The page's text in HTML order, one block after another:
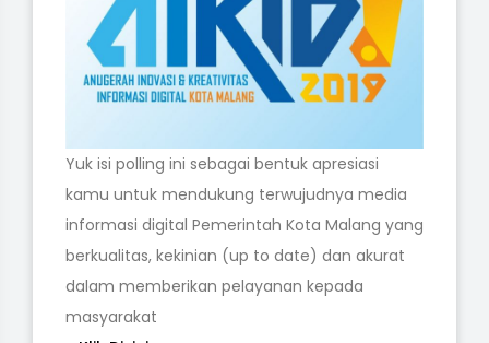
Yuk isi polling ini sebagai bentuk apresiasi
kamu untuk mendukung terwujudnya media
informasi digital Pemerintah Kota Malang yang
berkualitas, kekinian (up to date) dan akurat
dalam memberikan pelayanan kepada
masyarakat